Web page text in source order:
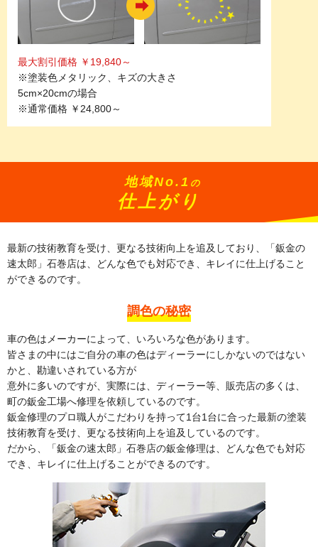
最大割引価格 ￥19,840～
※塗装色メタリック、キズの大きさ
5cm×20cmの場合
※通常価格 ￥24,800～
地域No.1 の
仕上がり
最新の技術教育を受け、更なる技術向上を追及しており、「鈑金の
速太郎」石巻店は、
どんな色でも対応でき、キレイに仕上げること
ができるのです。
調色の秘密
車の色はメーカーによって、いろいろな色があります。
皆さまの中にはご自分の車の色はディーラーにしかないのではない
かと、勘違いされている方が
意外に多いのですが、実際には、ディーラー等、販売店の多くは、
町の鈑金工場へ修理を依頼しているのです。
鈑金修理のプロ職人がこだわりを持って1台1台に合った最新の塗装
技術教育を受け、更なる技術向上を追及しているのです。
だから、「鈑金の速太郎」石巻店の鈑金修理は、どんな色でも対応
でき、キレイに仕上げることができるのです。